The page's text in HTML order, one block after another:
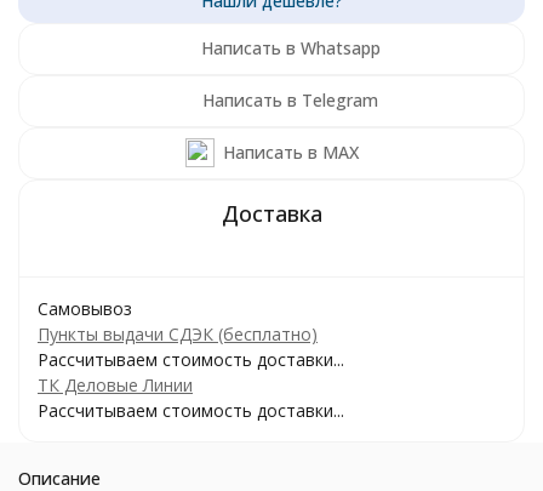
Написать в Whatsapp
Написать в Telegram
Написать в MAX
Самовывоз
Пункты выдачи СДЭК (бесплатно)
Рассчитываем стоимость доставки...
ТК Деловые Линии
Рассчитываем стоимость доставки...
Описание